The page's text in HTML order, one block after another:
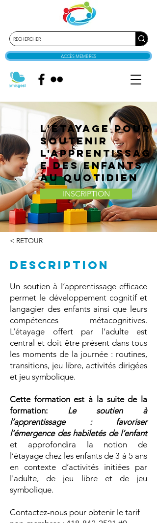
ACCÈS MEMBRES
L'étayage pour
soutenir
l'apprentissag
e des enfants
au quotidien
INSCRIPTION
< RETOUR
DESCRIPTION
Un soutien à l’apprentissage efficace
permet le développement cognitif et
langagier des enfants ainsi que leurs
compétences métacognitives.
L’étayage offert par l’adulte est
central et doit être présent dans tous
les moments de la journée : routines,
transitions, jeu libre, activités dirigées
et jeu symbolique.
Cette formation est à la suite de la
formation: Le soutien à
l’apprentissage : favoriser
l’émergence des habiletés de l’enfant
et approfondira la notion de
l’étayage chez les enfants de 3 à 5 ans
en contexte d’activités initiées par
l'adulte, de jeu libre et de jeu
symbolique.
Contactez-nous pour obtenir le tarif